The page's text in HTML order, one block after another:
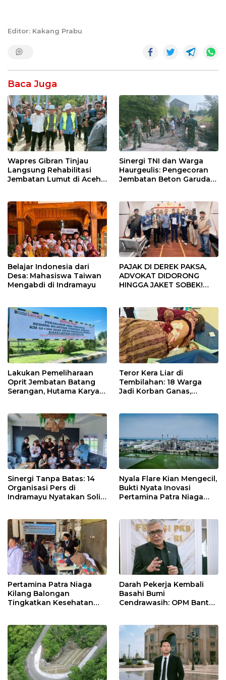
Editor: Kakang Prabu
Baca Juga
Wapres Gibran Tinjau
Langsung Rehabilitasi
Jembatan Lumut di Aceh
Sinergi TNI dan Warga
Haurgeulis: Pengecoran
Jembatan Beton Garuda
Belajar Indonesia dari
Desa: Mahasiswa Taiwan
Mengabdi di Indramayu
PAJAK DI DEREK PAKSA,
ADVOKAT DIDORONG
HINGGA JAKET SOBEK!
Pekanbaru!
Lakukan Pemeliharaan
Oprit Jembatan Batang
Serangan, Hutama Karya
Teror Kera Liar di
Tembilahan: 18 Warga
Jadi Korban Ganas,
Sinergi Tanpa Batas: 14
Organisasi Pers di
Indramayu Nyatakan Solid
Nyala Flare Kian Mengecil,
Bukti Nyata Inovasi
Pertamina Patra Niaga
Pertamina Patra Niaga
Kilang Balongan
Tingkatkan Kesehatan
Rutin dan Edukasi
Perawatan Gigi
Darah Pekerja Kembali
Basahi Bumi
Cendrawasih: OPM Bantai